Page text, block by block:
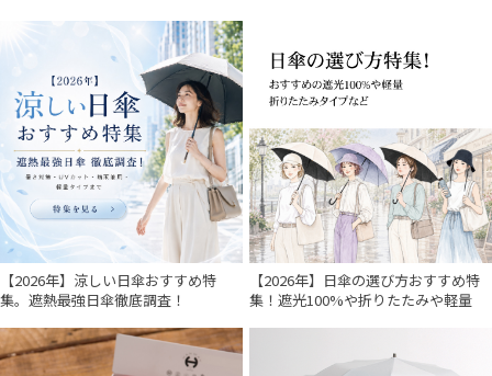
【2026年】涼しい日傘おすすめ特
集。遮熱最強日傘徹底調査！
【2026年】日傘の選び方おすすめ特
集！遮光100%や折りたたみや軽量